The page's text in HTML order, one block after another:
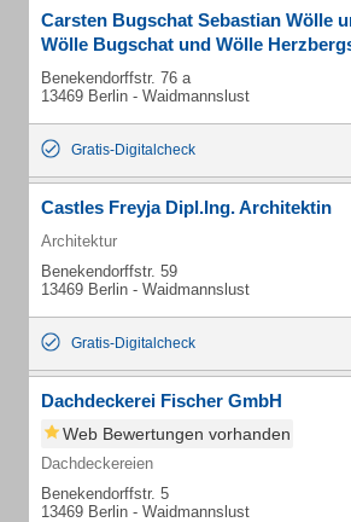
Carsten Bugschat Sebastian Wölle
Wölle Bugschat und Wölle
Benekendorffstr. 76 a
13469 Berlin - Waidmannslust
Gratis-Digitalcheck
Castles Freyja Dipl.Ing. Architektin
Architektur
Benekendorffstr. 59
13469 Berlin - Waidmannslust
Gratis-Digitalcheck
Dachdeckerei Fischer GmbH
Web Bewertungen vorhanden
Dachdeckereien
Benekendorffstr. 5
13469 Berlin - Waidmannslust